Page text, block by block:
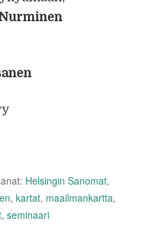
Helsingin Sanomat,
,kartat, maailmankartta,
,seminaari